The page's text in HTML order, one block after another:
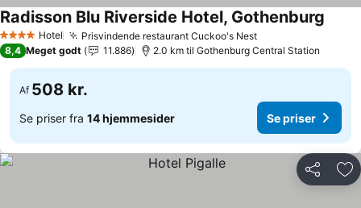
4 StjernerHotel Prisvindende restaurant Cuckoo's Nest
Radisson Blu Riverside Hotel, Gothenburg
8,4 Meget godt 11.886 2.0 km til Gothenburg Central Station
Af 508 kr.
Se priser fra 14 hjemmesider Se priser
Del